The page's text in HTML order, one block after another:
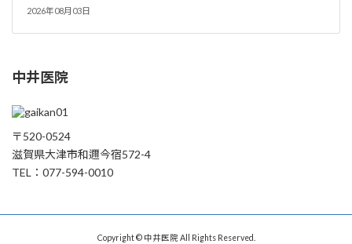
2026年08月03日
中井医院
〒520-0524
滋賀県大津市和邇今宿572-4
TEL：077-594-0010
Copyright © 中井医院 All Rights Reserved.